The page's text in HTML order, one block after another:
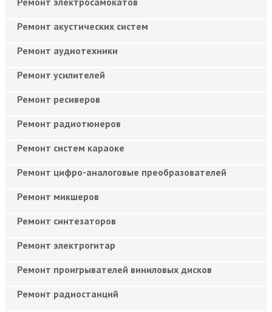
Ремонт акустических систем
Ремонт аудиотехники
Ремонт усилителей
Ремонт ресиверов
Ремонт радиотюнеров
Ремонт систем караоке
Ремонт цифро-аналоговые преобразователей
Ремонт микшеров
Ремонт синтезаторов
Ремонт электрогитар
Ремонт проигрывателей виниловых дисков
Ремонт радиостанций